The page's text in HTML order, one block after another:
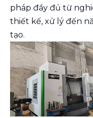
pháp đầy đủ từ
thiết kế, xử lý đến
tạo.